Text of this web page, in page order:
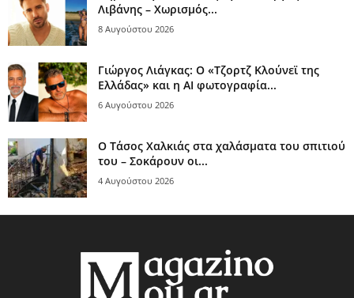
Λιβάνης – Χωρισμός...
8 Αυγούστου 2026
Γιώργος Λιάγκας: Ο «Τζορτζ Κλούνεϊ της
Ελλάδας» και η AI φωτογραφία...
6 Αυγούστου 2026
Ο Τάσος Χαλκιάς στα χαλάσματα του σπιτιού
του – Σοκάρουν οι...
4 Αυγούστου 2026